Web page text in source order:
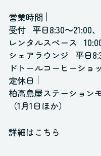
営業時間
受付 平日8:30～21:00
レンタルスペース
シェアラウンジ
平日
ドトールコーヒーショ
定休日
柏高島屋ステーション
（1月1日ほか）
詳細はこちら